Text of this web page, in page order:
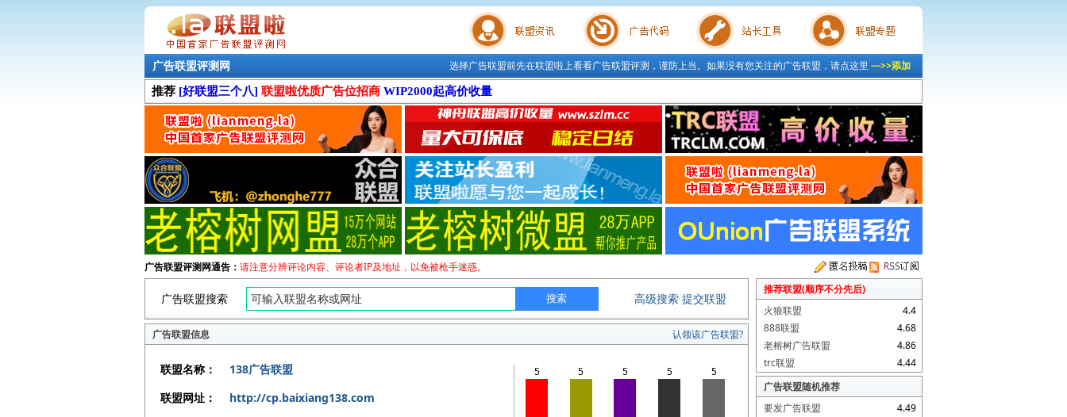
联盟学院 广告代码 站长工具 联盟专题
选择广告联盟前先在联盟啦上看看广告联盟评测，谨防上当。如果没有您关注的广告联盟，请点这里 --->>添加
广告联盟评测网
推荐 [好联盟三个八] 联盟啦优质广告位招商 WIP2000起高价收量
广告联盟评测网通告： 请注意分辨评论内容、评论者IP及地址，以免被枪手迷惑。
广告联盟搜索 高级搜索 提交联盟
广告联盟信息 认领该广告联盟?
联盟名称：
138广告联盟
联盟网址：
http://cp.baixiang138.com
5 5 5 5 5
推荐联盟(顺序不分先后)
4.4
火狼联盟
4.68
888联盟
4.86
老榕树广告联盟
4.44
trc联盟
广告联盟随机推荐
4.49
要发广告联盟